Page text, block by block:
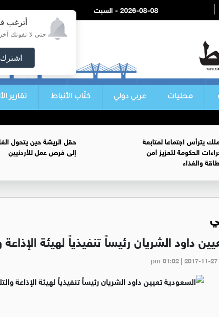
أترغب
حتى لا تفوتك آخر
اشترك
2026-08-08 - السبت
محليات عربي دولي كتّاب الأنباط تقارير
يترأس اجتماعا لمتابعة
الحكومة لتعزيز أمن
والغذاء
حقل الريشة حين يتحول
إلى فرص عمل للأردنيين
داود الشريان رئيساً تنفيذياً لهيئة الإذاعة